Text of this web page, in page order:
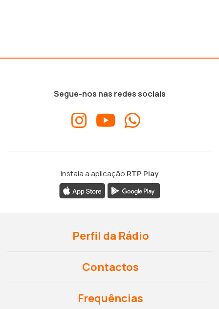
Segue-nos nas redes sociais
Instala a aplicação RTP Play
Perfil da Rádio
Contactos
Frequências